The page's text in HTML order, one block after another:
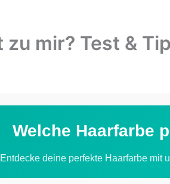
mir? Test &
Welche Haarfarbe
Entdecke deine perfekte Haarfarbe mit